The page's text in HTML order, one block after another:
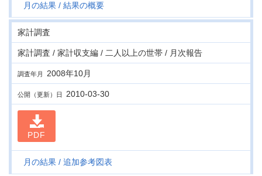
月の結果 結果の概要
家計調査
家計調査 / 家計収支編 / 二人以上の世帯 / 月次報告
調査年月 2008年10月
公開（更新）日 2010-03-30
PDF
月の結果 追加参考図表